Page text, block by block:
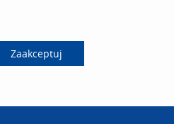
Zaakceptuj